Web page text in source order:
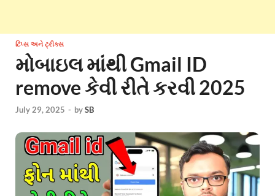
ટિપ્સ અને ટ્રીક્સ
મોબાઇલ માંથી Gmail ID
remove કેવી રીતે કરવી 2025
July 29, 2025 - bySB